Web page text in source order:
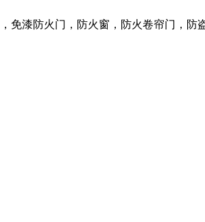
免漆防火门，防火窗，防火卷帘门，防